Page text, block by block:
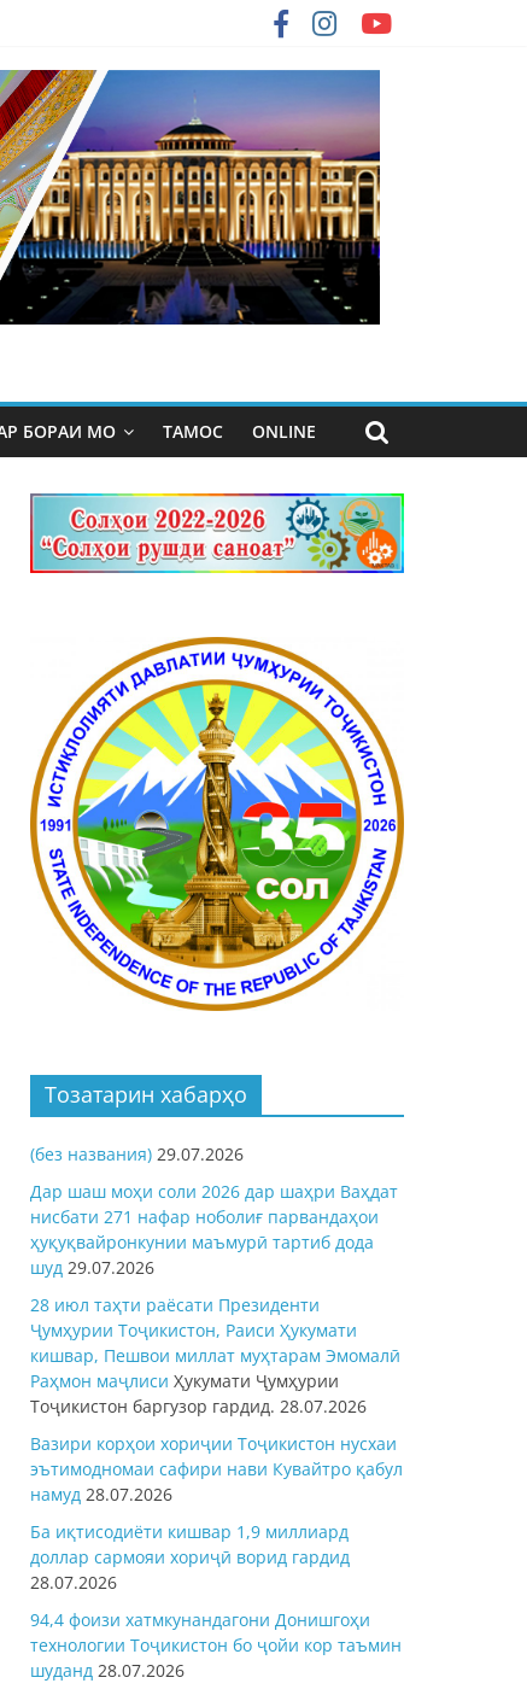
БОРАИ МО ТАМОС ONLINE
Тозатарин хабарҳо
(без названия) 29.07.2026
Дар шаш моҳи соли 2026 дар шаҳри Ваҳдат
нисбати 271 нафар ноболиғ парвандаҳои
ҳуқуқвайронкунии маъмурӣ тартиб дода
шуд 29.07.2026
28 июл таҳти раёсати Президенти
Ҷумҳурии Тоҷикистон, Раиси Ҳукумати
кишвар, Пешвои миллат муҳтарам Эмомалӣ
Раҳмон маҷлиси Ҳукумати Ҷумҳурии
Тоҷикистон баргузор гардид. 28.07.2026
Вазири корҳои хориҷии Тоҷикистон нусхаи
эътимодномаи сафири нави Кувайтро қабул
намуд 28.07.2026
Ба иқтисодиёти кишвар 1,9 миллиард
доллар сармояи хориҷӣ ворид гардид
28.07.2026
94,4 фоизи хатмкунандагони Донишгоҳи
технологии Тоҷикистон бо ҷойи кор таъмин
шуданд 28.07.2026